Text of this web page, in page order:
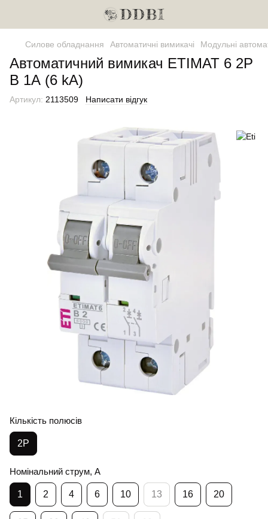
Силове обладнання Автоматичні вимикачі Модульні
Автоматичний вимикач ETIMAT 6 2P
B 1А (6 kA)
Артикул: 2113509 Написати відгук
Кількість полюсів
2Р
Номінальний струм, А
1 2 4 6 10 13 16 20